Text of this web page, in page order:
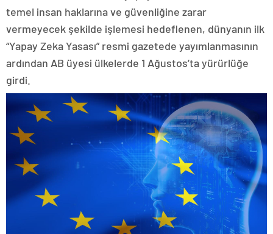
temel insan haklarına ve güvenliğine zarar
vermeyecek şekilde işlemesi hedeflenen, dünyanın ilk
“Yapay Zeka Yasası” resmi gazetede yayımlanmasının
ardından AB üyesi ülkelerde 1 Ağustos’ta yürürlüğe
girdi.